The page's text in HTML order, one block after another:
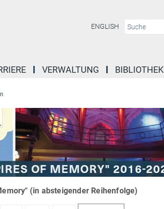
ENGLISH
VERWALTUNG BIBLIOTHEK
(in absteigender Reihenfolge)